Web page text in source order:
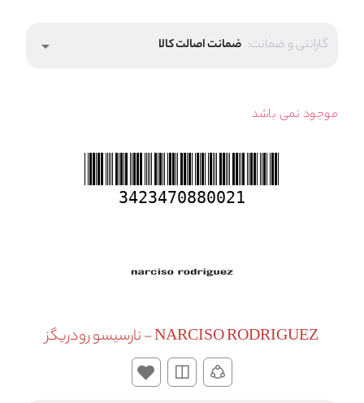
گارانتی و ضمانت: ضمانت اصالت کالا arrow_drop_down
موجود نمی باشد
3423470880021
NARCISO RODRIGUEZ - نارسیسو رودریگز